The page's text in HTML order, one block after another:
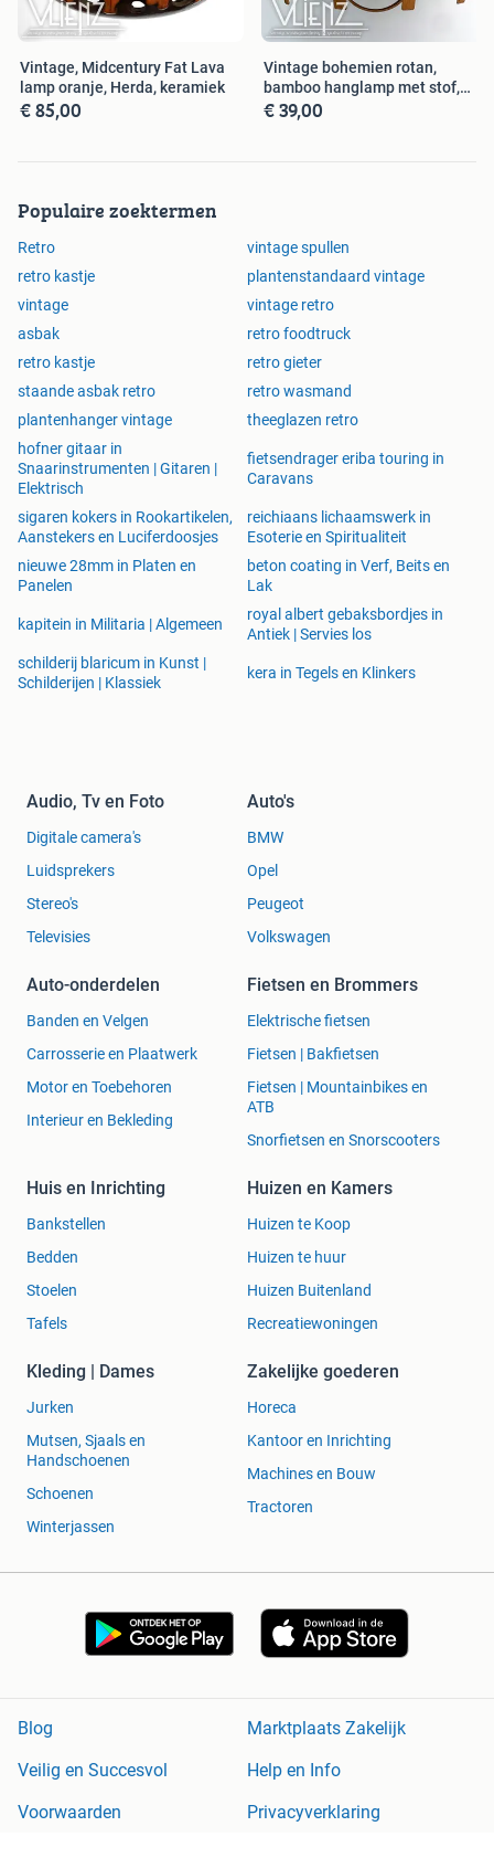
Vintage, Midcentury Fat Lava
lamp oranje, Herda, keramiek
€ 85,00
Vintage bohemien rotan,
bamboo hanglamp met stof,
retro
€ 39,00
Populaire zoektermen
Retro
vintage spullen
retro kastje
plantenstandaard vintage
vintage
vintage retro
asbak
retro foodtruck
retro kastje
retro gieter
staande asbak retro
retro wasmand
plantenhanger vintage
theeglazen retro
hofner gitaar in
Snaarinstrumenten | Gitaren |
Elektrisch
fietsendrager eriba touring in
Caravans
sigaren kokers in Rookartikelen,
Aanstekers en Luciferdoosjes
reichiaans lichaamswerk in
Esoterie en Spiritualiteit
nieuwe 28mm in Platen en
Panelen
beton coating in Verf, Beits en
Lak
kapitein in Militaria | Algemeen
royal albert gebaksbordjes in
Antiek | Servies los
schilderij blaricum in Kunst |
Schilderijen | Klassiek
kera in Tegels en Klinkers
Audio, Tv en Foto
Digitale camera's
Luidsprekers
Stereo's
Televisies
Auto's
BMW
Opel
Peugeot
Volkswagen
Auto-onderdelen
Banden en Velgen
Carrosserie en Plaatwerk
Motor en Toebehoren
Interieur en Bekleding
Fietsen en Brommers
Elektrische fietsen
Fietsen | Bakfietsen
Fietsen | Mountainbikes en
ATB
Snorfietsen en Snorscooters
Huis en Inrichting
Bankstellen
Bedden
Stoelen
Tafels
Huizen en Kamers
Huizen te Koop
Huizen te huur
Huizen Buitenland
Recreatiewoningen
Kleding | Dames
Jurken
Mutsen, Sjaals en
Handschoenen
Schoenen
Winterjassen
Zakelijke goederen
Horeca
Kantoor en Inrichting
Machines en Bouw
Tractoren
Blog
Marktplaats Zakelijk
Veilig en Succesvol
Help en Info
Voorwaarden
Privacyverklaring